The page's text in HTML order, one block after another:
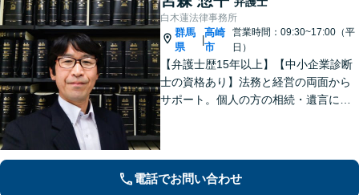
白木蓮法律事務所
群馬
県
|
高崎
市
営業時間：09:30~17:00（平
日）
【弁護士歴15年以上】【中小企業診断
士の資格あり】法務と経営の両面から
サポート。個人の方の相続・遺言にも
を見渡し、実効性のあるアドバイスを
提供。
電話でお問い合わせ